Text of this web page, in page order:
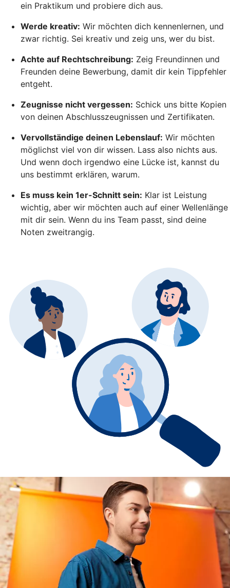
ein Praktikum und probiere dich aus.
Werde kreativ: Wir möchten dich kennenlernen, und
zwar richtig. Sei kreativ und zeig uns, wer du bist.
Achte auf Rechtschreibung: Zeig Freundinnen und
Freunden deine Bewerbung, damit dir kein Tippfehler
entgeht.
Zeugnisse nicht vergessen: Schick uns bitte Kopien
von deinen Abschlusszeugnissen und Zertifikaten.
Vervollständige deinen Lebenslauf: Wir möchten
möglichst viel von dir wissen. Lass also nichts aus.
Und wenn doch irgendwo eine Lücke ist, kannst du
uns bestimmt erklären, warum.
Es muss kein 1er-Schnitt sein: Klar ist Leistung
wichtig, aber wir möchten auch auf einer Wellenlänge
mit dir sein. Wenn du ins Team passt, sind deine
Noten zweitrangig.